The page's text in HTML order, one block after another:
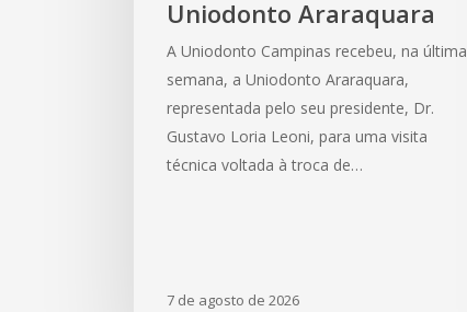
Uniodonto
Araraquara
Uniodonto Araraquara
A Uniodonto Campinas recebeu, na última
semana, a Uniodonto Araraquara,
representada pelo seu presidente, Dr.
Gustavo Loria Leoni, para uma visita
técnica voltada à troca de…
7 de agosto de 2026